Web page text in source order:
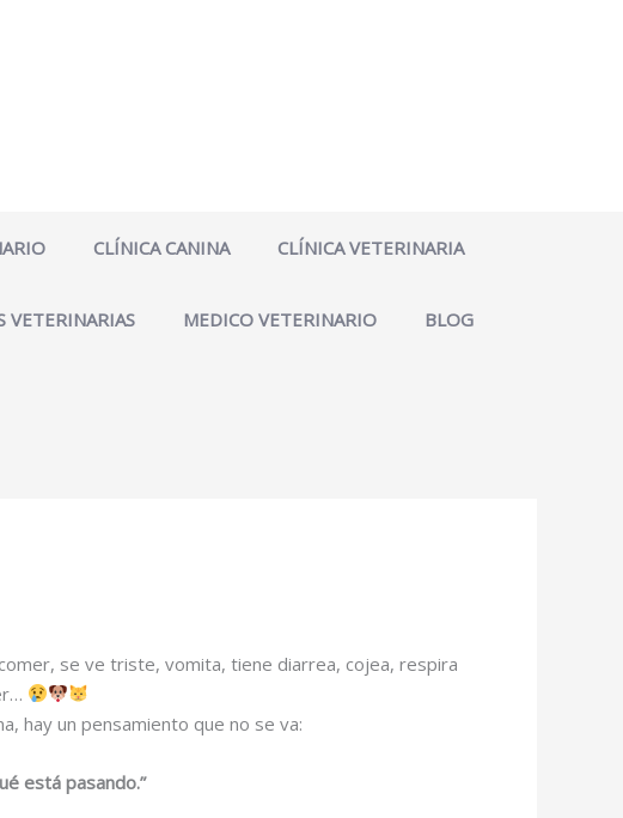
CLÍNICA CANINA CLÍNICA VETERINARIA
VETERINARIAS MEDICO VETERINARIO BLOG
se ve triste, vomita, tiene diarrea, cojea, respira
hay un pensamiento que no se va:
está pasando.”